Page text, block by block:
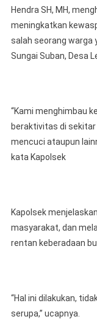
Hendra SH, MH,
meningkatkan
salah seorang warga
Sungai Suban, Desa
“Kami menghimbau
beraktivitas di
mencuci ataupun
kata Kapolsek
Kapolsek
masyarakat, dan
rentan keberadaan
“Hal ini dilakukan,
serupa,” ucapnya.